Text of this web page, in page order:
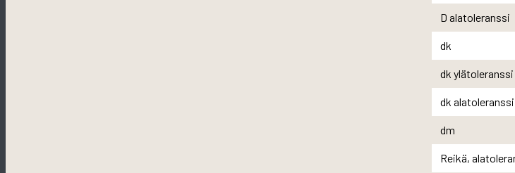
D alatoleranssi
dk
dk ylätoleranssi
dk alatoleranssi
dm
Reikä,